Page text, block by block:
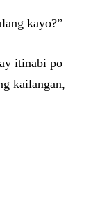
kayo?”
itinabi po
kailangan,